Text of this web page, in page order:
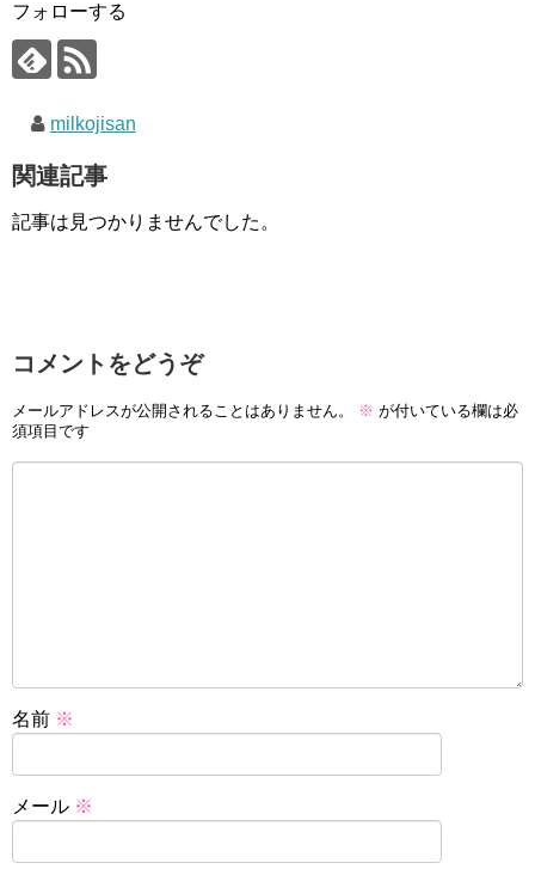
フォローする
milkojisan
関連記事
記事は見つかりませんでした。
コメントをどうぞ
メールアドレスが公開されることはありません。 ※ が付いている欄は必
須項目です
名前 ※
メール ※